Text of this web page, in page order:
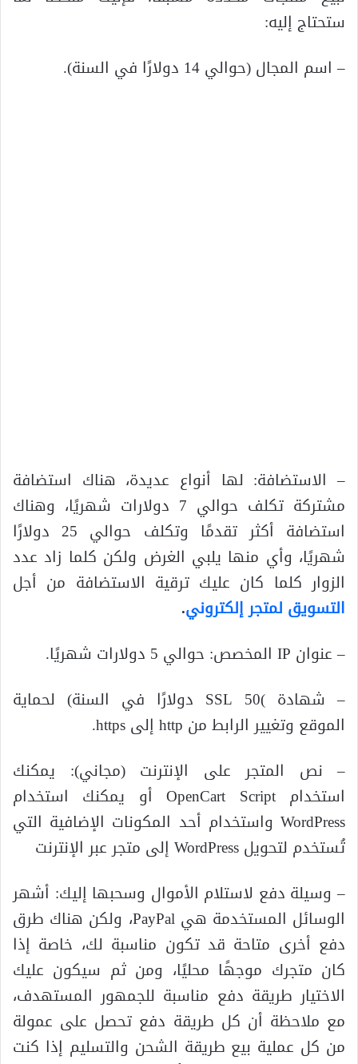
ستحتاج إليه:
– اسم المجال (حوالي 14 دولارًا في السنة).
– الاستضافة: لها أنواع عديدة، هناك استضافة
مشتركة تكلف حوالي 7 دولارات شهريًا، وهناك
استضافة أكثر تقدمًا وتكلف حوالي 25 دولارًا
شهريًا، وأي منها يلبي الغرض ولكن كلما زاد عدد
الزوار كلما كان عليك ترقية الاستضافة من أجل
التسويق لمتجر إلكتروني.
– عنوان IP المخصص: حوالي 5 دولارات شهريًا.
– شهادة )SSL 50 دولارًا في السنة) لحماية
الموقع وتغيير الرابط من http إلى https.
– نص المتجر على الإنترنت (مجاني): يمكنك
استخدام OpenCart Script أو يمكنك استخدام
WordPress واستخدام أحد المكونات الإضافية التي
تُستخدم لتحويل WordPress إلى متجر عبر الإنترنت
– وسيلة دفع لاستلام الأموال وسحبها إليك: أشهر
الوسائل المستخدمة هي PayPal، ولكن هناك طرق
دفع أخرى متاحة قد تكون مناسبة لك، خاصة إذا
كان متجرك موجهًا محليًا، ومن ثم سيكون عليك
الاختيار طريقة دفع مناسبة للجمهور المستهدف،
مع ملاحظة أن كل طريقة دفع تحصل على عمولة
من كل عملية بيع طريقة الشحن والتسليم إذا كنت